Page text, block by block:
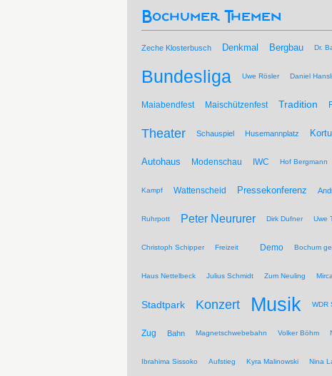
Bochumer Themen
Zeche Klosterbusch Denkmal Bergbau Dr.
Bundesliga Uwe Rösler Daniel
Maiabendfest Maischützenfest Tradition
Theater Schauspiel Husemannplatz
Autohaus Modenschau IWC Hof Bergmann
Kampf Wattenscheid Pressekonferenz
Ruhrpott Peter Neururer Dirk Dufner Uwe
Christoph Schipper Freizeit Demo Bochum
Haus Nettelbeck Julius Schmidt Zum Neuling
Stadtpark Konzert Musik WDR
Zug Bahn Magnetschwebebahn Volker Böhm
Ibrahima Sissoko Aufstieg Kyra Malinowski Nina